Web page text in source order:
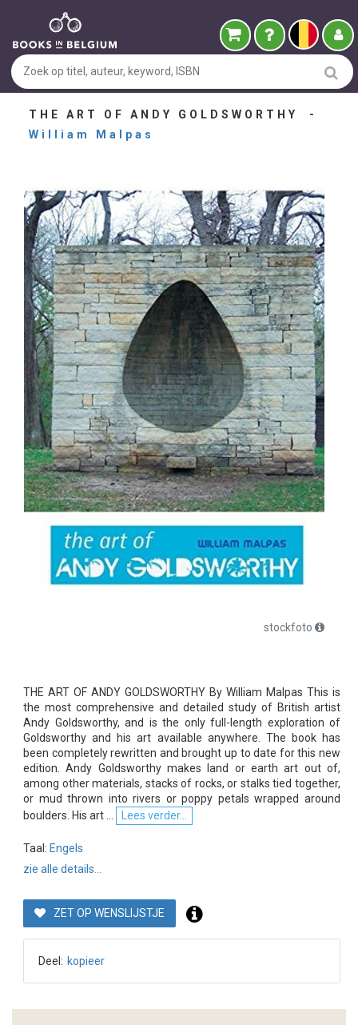
THE ART OF ANDY GOLDSWORTHY -
William Malpas
stockfoto
THE ART OF ANDY GOLDSWORTHY By William Malpas This is
the most comprehensive and detailed study of British artist
Andy Goldsworthy, and is the only full-length exploration of
Goldsworthy and his art available anywhere. The book has
been completely rewritten and brought up to date for this new
edition. Andy Goldsworthy makes land or earth art out of,
among other materials, stacks of rocks, or stalks tied together,
or mud thrown into rivers or poppy petals wrapped around
boulders. His art ...
Lees verder...
Taal: Engels
zie alle details...
ZET OP WENSLIJSTJE
Deel: kopieer